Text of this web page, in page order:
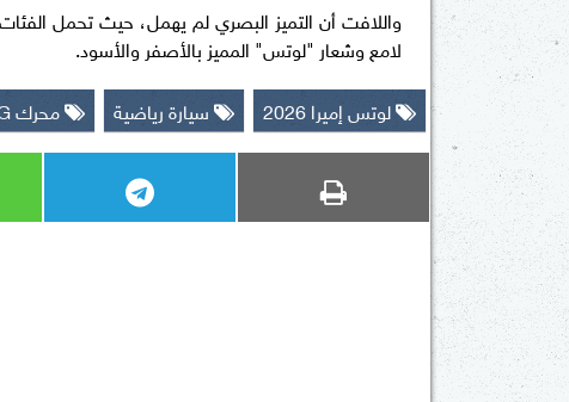
لامع وشعار "لوتس" المميز بالأصفر والأسود.
لوتس إميرا 2026
سيارة رياضية محرك AMG